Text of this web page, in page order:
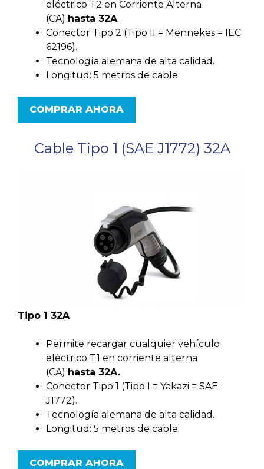
eléctrico T2 en Corriente Alterna
(CA) hasta 32A.
Conector Tipo 2 (Tipo II = Mennekes = IEC
62196).
Tecnología alemana de alta calidad.
Longitud: 5 metros de cable.
COMPRAR AHORA
Cable Tipo 1 (SAE J1772) 32A
Tipo 1 32A
Permite recargar cualquier vehículo
eléctrico T1 en corriente alterna
(CA) hasta 32A.
Conector Tipo 1 (Tipo I = Yakazi = SAE
J1772).
Tecnología alemana de alta calidad.
Longitud: 5 metros de cable.
COMPRAR AHORA